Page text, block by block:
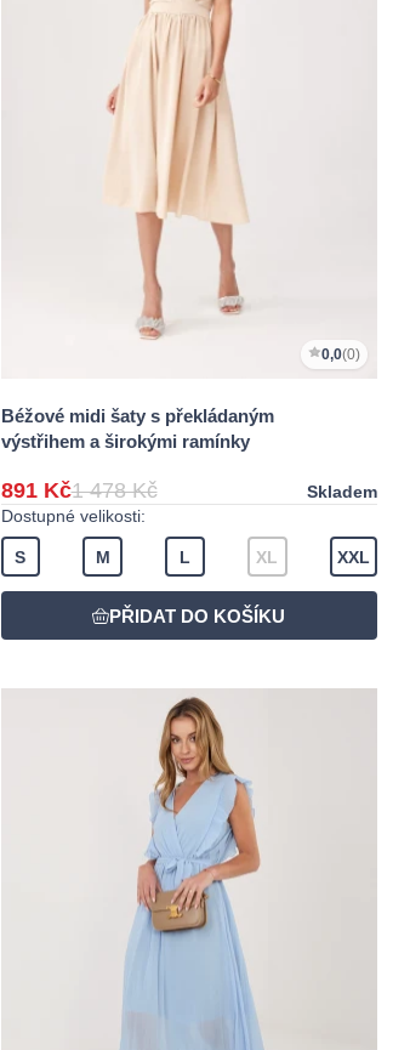
0,0(0)
Béžové midi šaty s překládaným
výstřihem a širokými ramínky
891 Kč1 478 Kč
Skladem
Dostupné velikosti:
S M L XL XXL